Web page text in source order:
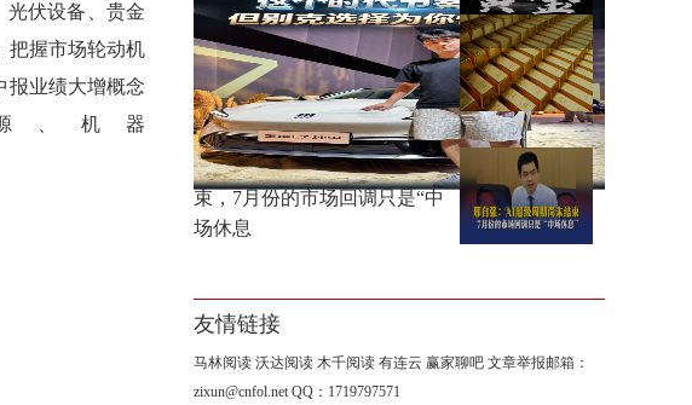
光伏设备、贵金
把握市场轮动机
报业绩大增概念
、机器
头打响反攻战
黄金大涨，错过机会，总比低
位割肉强！
邢自强：AI超级周期尚未结
束，7月份的市场回调只是“中
场休息
友情链接
马林阅读 沃达阅读 木千阅读 有连云 赢家聊吧 文章举报邮箱：
zixun@cnfol.net QQ：1719797571